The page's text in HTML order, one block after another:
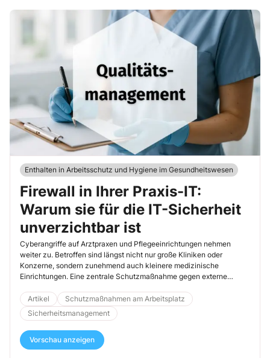
Enthalten in Arbeitsschutz und Hygiene im Gesundheitswesen
Firewall in Ihrer Praxis-IT:
Warum sie für die IT-Sicherheit
unverzichtbar ist
Cyberangriffe auf Arztpraxen und Pflegeeinrichtungen nehmen
weiter zu. Betroffen sind längst nicht nur große Kliniken oder
Konzerne, sondern zunehmend auch kleinere medizinische
Einrichtungen. Eine zentrale Schutzmaßnahme gegen externe
warum sie für Ihre IT-Sicherheit unverzichtbar ist.
Artikel
Schutzmaßnahmen am Arbeitsplatz
Sicherheitsmanagement
Vorschau anzeigen